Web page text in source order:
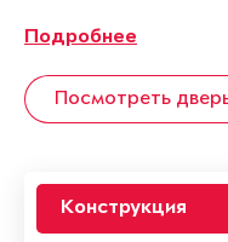
Подробнее
Посмотреть
Конструкция